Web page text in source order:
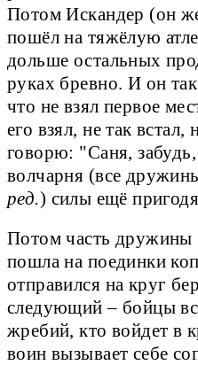
Потом Искандер (он
пошёл на тяжёлую
дольше остальных
руках бревно. И он
что не взял первое
его взял, не так встал,
говорю: "Саня,
волчарня (все
ред.) силы ещё
Потом часть дружины
пошла на поединки
отправился на круг
следующий – бойцы
жребий, кто войдет в
воин вызывает себе